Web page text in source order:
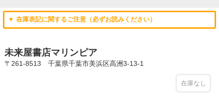
▼ 在庫表記に関するご注意（必ずお読みください）
未来屋書店マリンピア
〒261-8513 千葉県千葉市美浜区高洲3-13-1
在庫なし